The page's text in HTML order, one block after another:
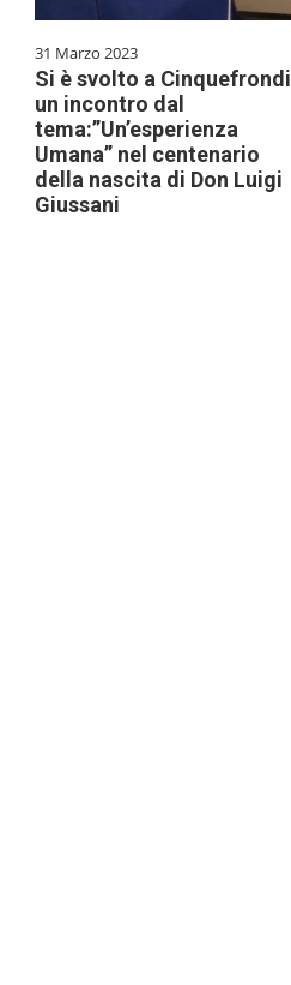
31 Marzo 2023
Si è svolto a Cinquefrondi
un incontro dal
tema:”Un’esperienza
Umana” nel centenario
della nascita di Don Luigi
Giussani